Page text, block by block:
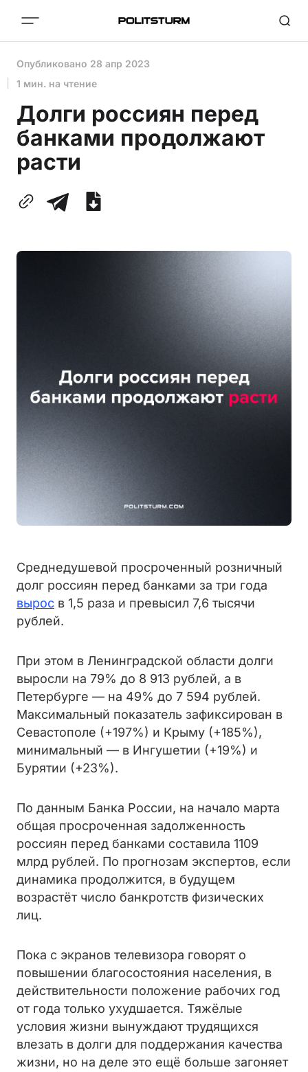
Опубликовано 28 апр 2023
1 мин. на чтение
Долги россиян перед
банками продолжают
расти
Среднедушевой просроченный розничный
долг россиян перед банками за три года
вырос в 1,5 раза и превысил 7,6 тысячи
рублей.
При этом в Ленинградской области долги
выросли на 79% до 8 913 рублей, а в
Петербурге — на 49% до 7 594 рублей.
Максимальный показатель зафиксирован в
Севастополе (+197%) и Крыму (+185%),
минимальный — в Ингушетии (+19%) и
Бурятии (+23%).
По данным Банка России, на начало марта
общая просроченная задолженность
россиян перед банками составила 1109
млрд рублей. По прогнозам экспертов, если
динамика продолжится, в будущем
возрастёт число банкротств физических
лиц.
Пока с экранов телевизора говорят о
повышении благосостояния населения, в
действительности положение рабочих год
от года только ухудшается. Тяжёлые
условия жизни вынуждают трудящихся
влезать в долги для поддержания качества
жизни, но на деле это ещё больше загоняет